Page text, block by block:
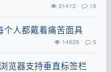
31412 18
人都戴着痛苦面具
14626 5
览器支持垂直标签栏